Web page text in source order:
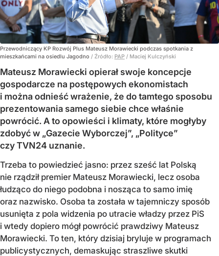
Przewodniczący KP Rozwój Plus Mateusz Morawiecki podczas spotkania z
mieszkańcami na osiedlu Jagodno / Źródło: PAP / Maciej Kulczyński
Mateusz Morawiecki opierał swoje koncepcje
gospodarcze na postępowych ekonomistach
i można odnieść wrażenie, że do tamtego sposobu
prezentowania samego siebie chce właśnie
powrócić. A to opowieści i klimaty, które mogłyby
zdobyć w „Gazecie Wyborczej”, „Polityce”
czy TVN24 uznanie.
Trzeba to powiedzieć jasno: przez sześć lat Polską
nie rządził premier Mateusz Morawiecki, lecz osoba
łudząco do niego podobna i nosząca to samo imię
oraz nazwisko. Osoba ta została w tajemniczy sposób
usunięta z pola widzenia po utracie władzy przez PiS
i wtedy dopiero mógł powrócić prawdziwy Mateusz
Morawiecki. To ten, który dzisiaj bryluje w programach
publicystycznych, demaskując straszliwe skutki